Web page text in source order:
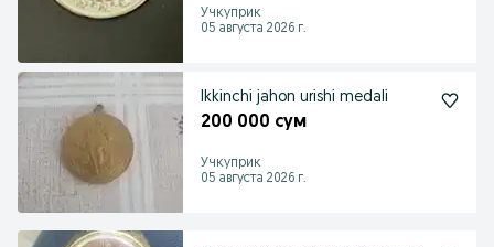
Учкуприк
05 августа 2026 г.
Ikkinchi jahon urishi medali
200 000 сум
Учкуприк
05 августа 2026 г.